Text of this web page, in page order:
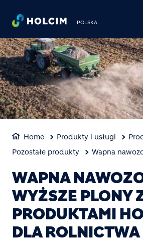
POLSKA
Home Produkty i usługi
Pozostałe produkty
Wapna
WAPNA
WYŻSZE PLONY
PRODUKTAMI
DLA ROLNICTWA